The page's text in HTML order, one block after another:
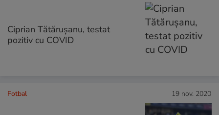
Ciprian Tătăruşanu, testat
pozitiv cu COVID
Fotbal 19 nov. 2020